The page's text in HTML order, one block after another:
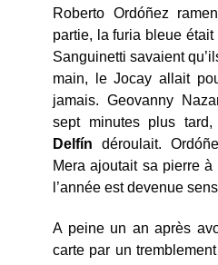
Roberto Ordóñez
partie, la furia bleue
Sanguinetti savaient
main, le Jocay allait
jamais. Geovanny
sept minutes plus
Delfín déroulait.
Mera ajoutait sa pierre à
l’année est devenue
A peine un an après
carte par un